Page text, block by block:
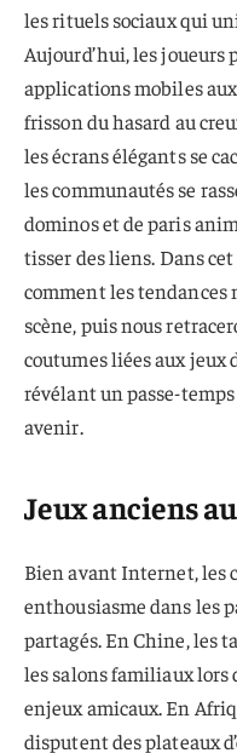
les rituels sociaux qui
Aujourd’hui, les joueurs
applications mobiles
frisson du hasard au
les écrans élégants se
les communautés se
dominos et de paris
tisser des liens. Dans
comment les tendances
scène, puis nous
coutumes liées aux jeux
révélant un passe-
avenir.
Jeux anciens
Bien avant Internet, les
enthousiasme dans les
partagés. En Chine, les
les salons familiaux
enjeux amicaux. En
disputent des plateaux